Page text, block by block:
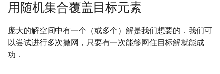
GUIDE
Sublime Text
LaTeX 入门
Git
锦标赛排序
Tim 排序
优化
动态 DP
概率 DP
DP 套 DP
后缀自动机 (SAM)
后缀平衡树
广义后缀自动机
中国剩余定理
升幂引理
多项式与生成函数 符号化方法
Lagrange 反演
组合数学
分拆数
范德蒙德卷积
线性代数
Jordan标准型
树状数组
线段树
划分树
树哈希
树上随机游走
拆点
连通性相关
环计数问题
随机增量法
反演变换
计算几何杂项
随机化用于哈希
例：UOJ #207 共价大爷游长
沙
用随机集合覆盖目标元素
庞大的解空间中有一个（或多个）解是我们想要的．我们可
以尝试进行多次撒网，只要有一次能够网住目标解就能成
功．